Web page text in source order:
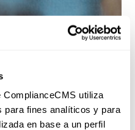
ComplianceCMS utiliza
para fines analíticos y para
en base a un perfil